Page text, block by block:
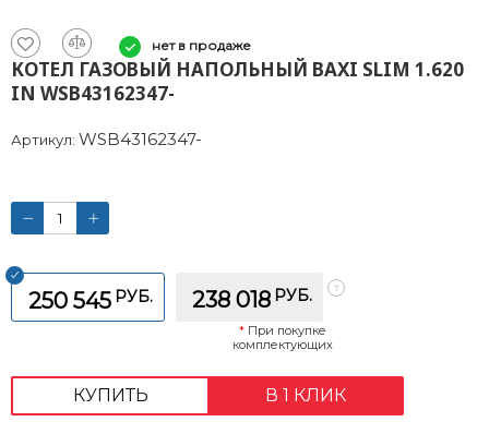
нет в продаже
КОТЕЛ ГАЗОВЫЙ НАПОЛЬНЫЙ BAXI SLIM 1.620
IN WSB43162347-
Артикул: WSB43162347-
250 545 РУБ. 238 018 РУБ.
*При покупке
комплектующих
КУПИТЬ В 1 КЛИК